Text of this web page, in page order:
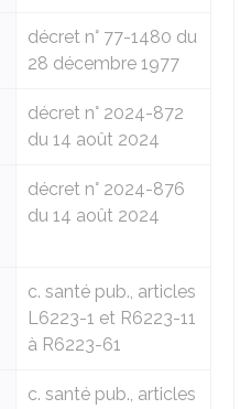
décret n° 77-1480 du
28 décembre 1977
décret n° 2024-872
du 14 août 2024
décret n° 2024-876
du 14 août 2024
c. santé pub., articles
L6223-1 et R6223-11
à R6223-61
c. santé pub., articles